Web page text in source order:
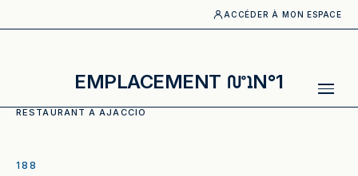
ACCÉDER À MON ESPACE
EMPLACEMENT N°1
RESTAURANT A AJACCIO
188